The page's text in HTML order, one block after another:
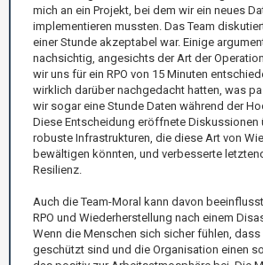
mich an ein Projekt, bei dem wir ein neues
implementieren mussten. Das Team
einer Stunde akzeptabel war. Einige
nachsichtig, angesichts der Art der
wir uns für ein RPO von 15 Minuten
wirklich darüber nachgedacht hatten, was
wir sogar eine Stunde Daten während der
Diese Entscheidung eröffnete Diskussionen
robuste Infrastrukturen, die diese Art von
bewältigen könnten, und verbesserte
Resilienz.
Auch die Team-Moral kann davon
RPO und Wiederherstellung nach einem
Wenn die Menschen sich sicher fühlen, dass
geschützt sind und die Organisation einen